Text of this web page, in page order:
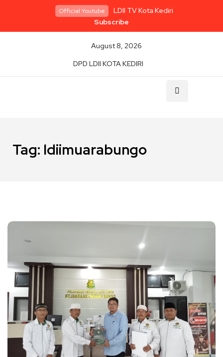
Official Youtube
LDII TV Kota Kediri
Subscribe
August 8, 2026
DPD LDII KOTA KEDIRI
Tag: ldiimuarabungo